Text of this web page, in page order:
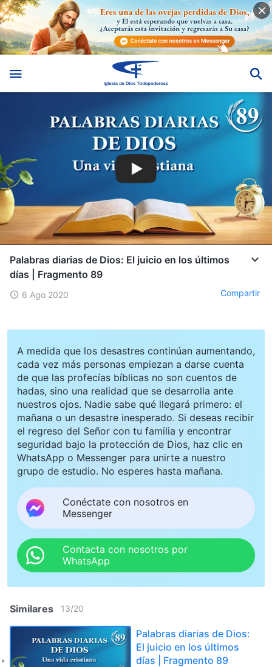
Palabras diarias de Dios: El juicio en los últimos
días | Fragmento 89
6 Ago 2020 Compartir
A medida que los desastres continúan aumentando,
cada vez más personas empiezan a darse cuenta
de que las profecías bíblicas no son cuentos de
hadas, sino una realidad que se desarrolla ante
nuestros ojos. Nadie sabe qué llegará primero: el
mañana o un desastre inesperado. Si deseas recibir
el regreso del Señor con tu familia y encontrar
seguridad bajo la protección de Dios, haz clic en
WhatsApp o Messenger para unirte a nuestro
grupo de estudio. No esperes hasta mañana.
Conéctate con nosotros en
Messenger
Contacta con nosotros por
WhatsApp
Similares 13/20
Palabras diarias de Dios:
El juicio en los últimos
días | Fragmento 89